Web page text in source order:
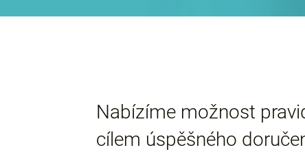
Nabízíme možnost
cílem úspěšného